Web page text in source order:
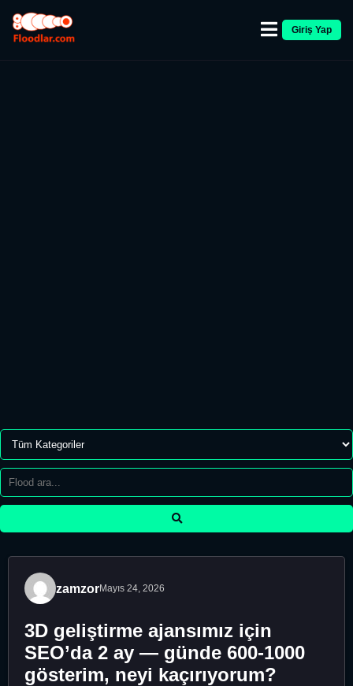
Giriş Yap
zamzorMayıs 24, 2026
3D geliştirme ajansımız için
SEO’da 2 ay — günde 600-1000
gösterim, neyi kaçırıyorum?